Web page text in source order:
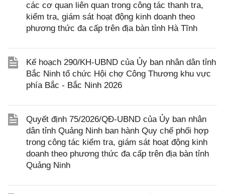
các cơ quan liên quan trong công tác thanh tra,
kiểm tra, giám sát hoạt động kinh doanh theo
phương thức đa cấp trên địa bàn tỉnh Hà Tĩnh
Kế hoạch 290/KH-UBND của Ủy ban nhân dân tỉnh
Bắc Ninh tổ chức Hội chợ Công Thương khu vực
phía Bắc - Bắc Ninh 2026
Quyết định 75/2026/QĐ-UBND của Ủy ban nhân
dân tỉnh Quảng Ninh ban hành Quy chế phối hợp
trong công tác kiểm tra, giám sát hoạt động kinh
doanh theo phương thức đa cấp trên địa bàn tỉnh
Quảng Ninh